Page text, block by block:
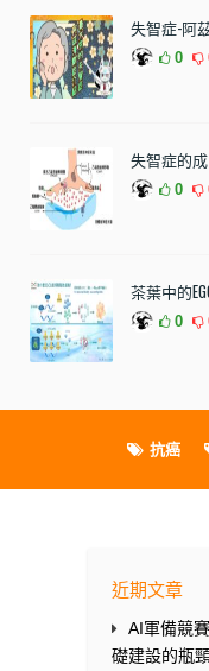
失智症-阿
0
失智症的
0
茶葉中的
0
抗癌
近期文章
AI軍備競
礎建設的瓶